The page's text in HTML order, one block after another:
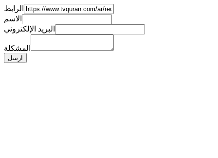
الرابط
الاسم
البريد الإلكتروني
المشكلة
ارسل